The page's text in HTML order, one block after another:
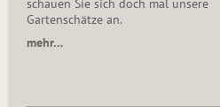
schauen Sie sich doch mal unsere
Gartenschätze an.
mehr…